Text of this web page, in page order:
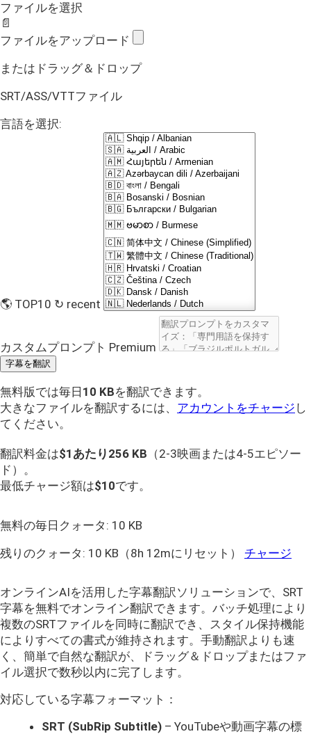
ファイルを選択
📄
ファイルをアップロード
またはドラッグ＆ドロップ
SRT/ASS/VTTファイル
言語を選択:
🌎 TOP10 ↻ recent
カスタムプロンプト Premium
字幕を翻訳
無料版では毎日 10 KBを翻訳できます。
大きなファイルを翻訳するには、 アカウントをチャージ し
てください。
翻訳料金は$1あたり 256 KB （2-3映画または4-5エピソー
ド）。
最低チャージ額は$10です。
無料の毎日クォータ: 10 KB
残りのクォータ: 10 KB （8h 12mにリセット） チャージ
オンラインAIを活用した字幕翻訳ソリューションで、SRT
字幕を無料でオンライン翻訳できます。バッチ処理により
複数のSRTファイルを同時に翻訳でき、スタイル保持機能
によりすべての書式が維持されます。手動翻訳よりも速
く、簡単で自然な翻訳が、ドラッグ＆ドロップまたはファ
イル選択で数秒以内に完了します。
対応している字幕フォーマット：
SRT (SubRip Subtitle) – YouTubeや動画字幕の標